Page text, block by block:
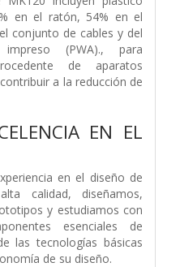
en el ratón, 54% en el
conjunto de cables y del
(PWA)., para
de aparatos
a la reducción de
EN EL
en el diseño de
calidad, diseñamos,
y estudiamos con
esenciales de
las tecnologías básicas
de su diseño.